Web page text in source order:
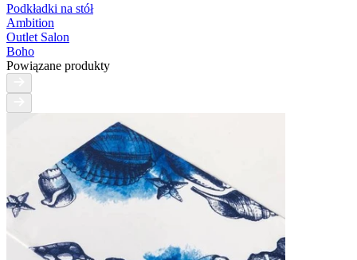
Podkładki na stół
Ambition
Outlet Salon
Boho
Powiązane produkty